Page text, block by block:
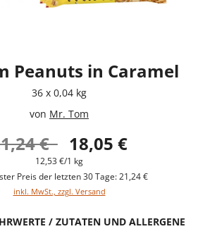
Peanuts in Caramel
36 x 0,04 kg
von Mr. Tom
€ 18,05 €
12,53 €/1 kg
Preis der letzten 30 Tage: 21,24 €
inkl. MwSt., zzgl. Versand
/ ZUTATEN UND ALLERGENE